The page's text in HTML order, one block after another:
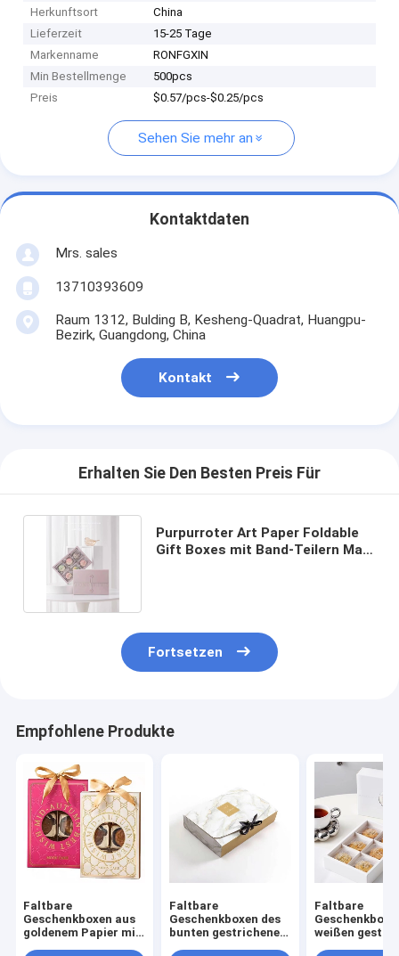
Herkunftsort
China
Lieferzeit
15-25 Tage
Markenname
RONFGXIN
Min Bestellmenge
500pcs
Preis
$0.57/pcs-$0.25/pcs
Sehen Sie mehr an
Kontaktdaten
Mrs. sales
13710393609
Raum 1312, Bulding B, Kesheng-Quadrat, Huangpu-
Bezirk, Guangdong, China
Kontakt
Erhalten Sie Den Besten Preis Für
Purpurroter Art Paper Foldable
Gift Boxes mit Band-Teilern Matt
Fortsetzen
Empfohlene Produkte
Faltbare
Geschenkboxen aus
goldenem Papier mit
Faltbare
Geschenkboxen des
bunten gestrichenen
Faltbare
weißen